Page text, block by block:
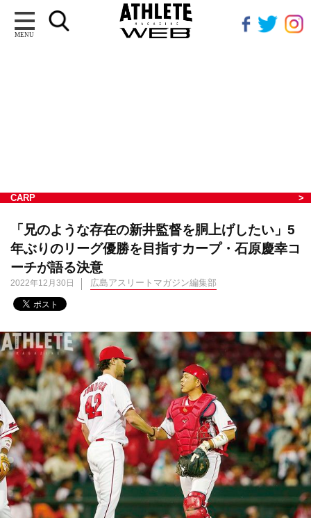
MENU
CARP
「兄のような存在の新井監督を胴上げしたい」5
年ぶりのリーグ優勝を目指すカープ・石原慶幸コ
ーチが語る決意
2022年12月30日 広島アスリートマガジン編集部